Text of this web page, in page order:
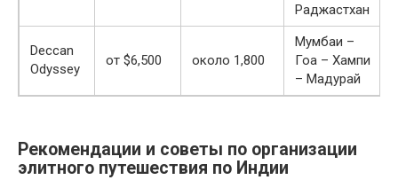
Раджастхан
Deccan
Odyssey
от $6,500 около 1,800
Мумбаи –
Гоа – Хампи
– Мадурай
Рекомендации и советы по организации
элитного путешествия по Индии